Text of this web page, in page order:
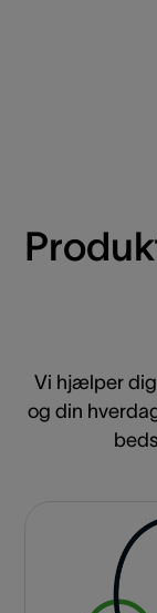
Vi hjælper dig
og din